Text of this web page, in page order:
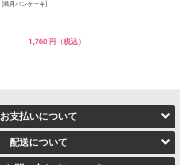
[満月パンケーキ]
1,760 円（税込）
お支払いについて
配送について